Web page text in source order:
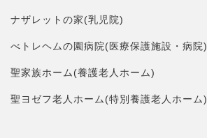
ナザレットの家(乳児院)
べトレヘムの園病院(医療保護施設・病院)
聖家族ホーム(養護老人ホーム)
聖ヨゼフ老人ホーム(特別養護老人ホーム)